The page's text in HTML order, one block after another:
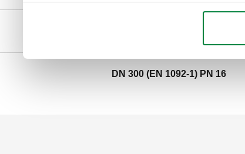
DN 300 (EN 1092-1) PN 16